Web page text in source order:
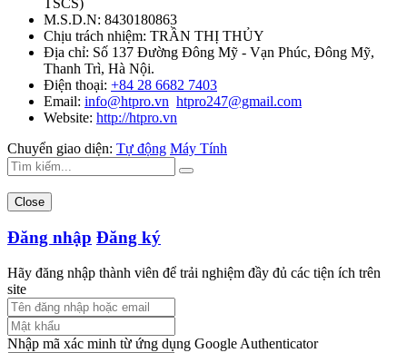
M.S.D.N: 8430180863
Chịu trách nhiệm: TRẦN THỊ THỦY
Địa chỉ: Số 137 Đường Đông Mỹ - Vạn Phúc, Đông Mỹ,
Thanh Trì, Hà Nội.
Điện thoại: +84 28 6682 7403
Email: info@htpro.vn htpro247@gmail.com
Website: http://htpro.vn
Chuyển giao diện: Tự động Máy Tính
Close
Đăng nhập Đăng ký
Hãy đăng nhập thành viên để trải nghiệm đầy đủ các tiện ích trên
site
Nhập mã xác minh từ ứng dụng Google Authenticator